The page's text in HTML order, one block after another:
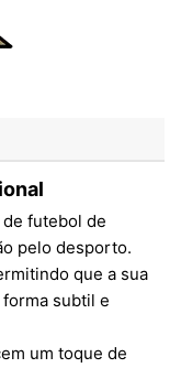
futebol de
pelo desporto.
que a sua
subtil e
um toque de